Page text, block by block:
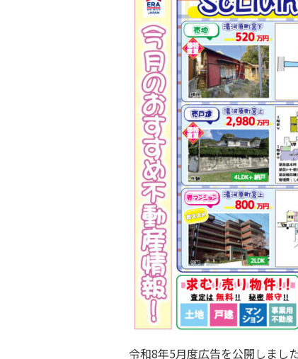
令和8年5月度広告を公開しまし